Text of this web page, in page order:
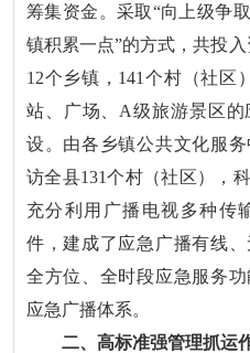
筹集资金。采取“向上级争
镇积累一点”的方式，共投
12个乡镇，141个村（社区
站、广场、A级旅游景区
设。由各乡镇公共文化服
访全县131个村（社区），
充分利用广播电视多种传
件，建成了应急广播有线
全方位、全时段应急服务
应急广播体系。
二、高标准强管理抓运